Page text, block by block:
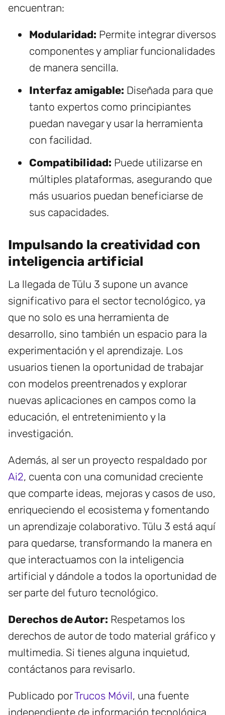
encuentran:
Modularidad: Permite integrar diversos
componentes y ampliar funcionalidades
de manera sencilla.
Interfaz amigable: Diseñada para que
tanto expertos como principiantes
puedan navegar y usar la herramienta
con facilidad.
Compatibilidad: Puede utilizarse en
múltiples plataformas, asegurando que
más usuarios puedan beneficiarse de
sus capacidades.
Impulsando la creatividad con
inteligencia artificial
La llegada de Tülu 3 supone un avance
significativo para el sector tecnológico, ya
que no solo es una herramienta de
desarrollo, sino también un espacio para la
experimentación y el aprendizaje. Los
usuarios tienen la oportunidad de trabajar
con modelos preentrenados y explorar
nuevas aplicaciones en campos como la
educación, el entretenimiento y la
investigación.
Además, al ser un proyecto respaldado por
Ai2, cuenta con una comunidad creciente
que comparte ideas, mejoras y casos de uso,
enriqueciendo el ecosistema y fomentando
un aprendizaje colaborativo. Tülu 3 está aquí
para quedarse, transformando la manera en
que interactuamos con la inteligencia
artificial y dándole a todos la oportunidad de
ser parte del futuro tecnológico.
Derechos de Autor: Respetamos los
derechos de autor de todo material gráfico y
multimedia. Si tienes alguna inquietud,
contáctanos para revisarlo.
Publicado porTrucos Móvil, una fuente
independiente de información tecnológica.